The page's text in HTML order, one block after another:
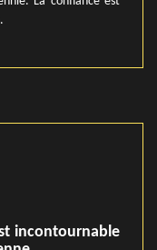
incontournable